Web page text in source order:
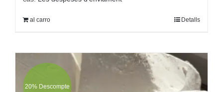
al carro Detalls
20% Descompte